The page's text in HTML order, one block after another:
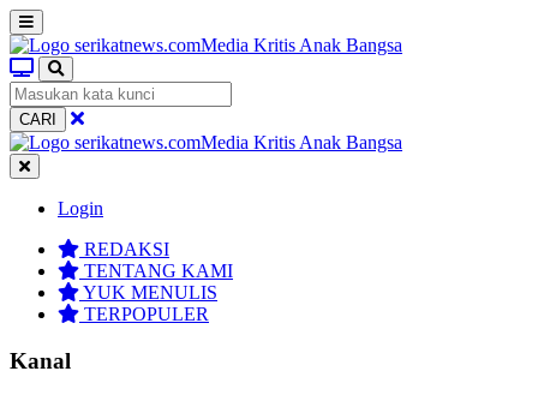
CARI
Login
REDAKSI
TENTANG KAMI
YUK MENULIS
TERPOPULER
Kanal